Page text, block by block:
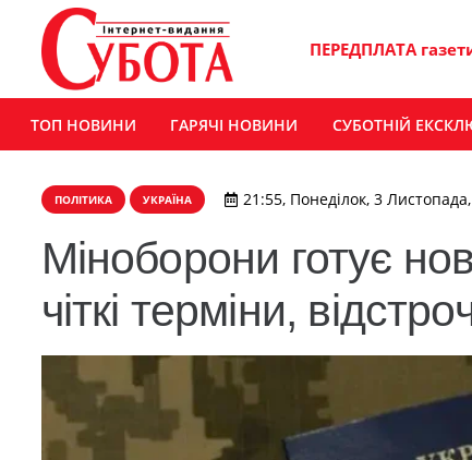
ПЕРЕДПЛАТА
ТОП НОВИНИ ГАРЯЧІ НОВИНИ СУБОТНІЙ
ПОЛІТИКА УКРАЇНА 21:55, Понеділок, 3
Міноборони готує
чіткі терміни,